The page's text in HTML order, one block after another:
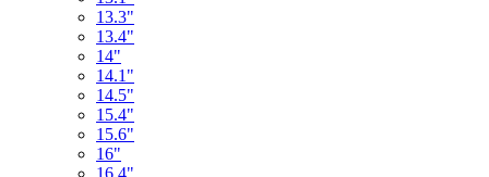
13.3"
13.4"
14"
14.1"
14.5"
15.4"
15.6"
16"
16.4"